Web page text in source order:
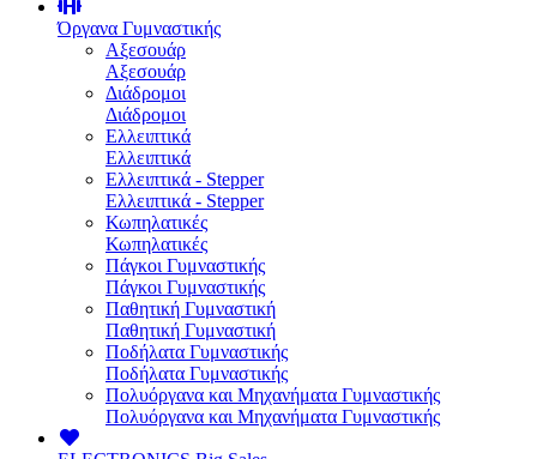
Όργανα Γυμναστικής
Αξεσουάρ
Αξεσουάρ
Διάδρομοι
Διάδρομοι
Ελλειπτικά
Ελλειπτικά
Ελλειπτικά - Stepper
Ελλειπτικά - Stepper
Κωπηλατικές
Κωπηλατικές
Πάγκοι Γυμναστικής
Πάγκοι Γυμναστικής
Παθητική Γυμναστική
Παθητική Γυμναστική
Ποδήλατα Γυμναστικής
Ποδήλατα Γυμναστικής
Πολυόργανα και Μηχανήματα Γυμναστικής
Πολυόργανα και Μηχανήματα Γυμναστικής